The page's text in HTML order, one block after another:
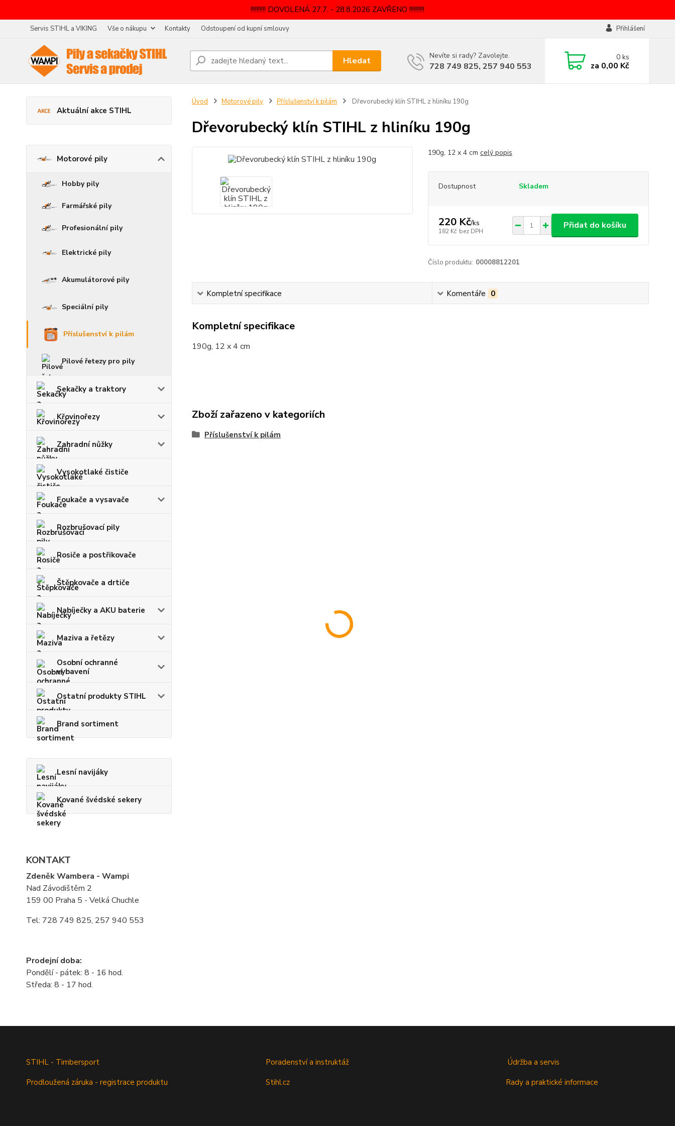
!!!!!!!!!! DOVOLENÁ 27.7. - 28.8.2026 ZAVŘENO !!!!!!!!!!
Servis STIHL a VIKING Vše o nákupu Kontakty Odstoupení od kupní smlouvy Přihlášení
Hledat Nevíte si rady? Zavolejte.
728 749 825, 257 940 553
0ks
za 0,00 Kč
Aktuální akce STIHL
Motorové pily
Hobby pily
Farmářské pily
Profesionální pily
Elektrické pily
Akumulátorové pily
Speciální pily
Příslušenství k pilám
Pilové řetezy pro pily
Sekačky a traktory
Křovinořezy
Zahradní nůžky
Vysokotlaké čističe
Foukače a vysavače
Rozbrušovací pily
Rosiče a postřikovače
Štěpkovače a drtiče
Nabíječky a AKU baterie
Maziva a řetězy
Osobní ochranné
vybavení
Ostatní produkty STIHL
Brand sortiment
Lesní navijáky
Kované švédské sekery
KONTAKT
Zdeněk Wambera - Wampi
Nad Závodištěm 2
159 00 Praha 5 - Velká Chuchle
Tel: 728 749 825, 257 940 553
Prodejní doba:
Pondělí - pátek: 8 - 16 hod.
Středa: 8 - 17 hod.
Úvod Motorové pily Příslušenství k pilám Dřevorubecký klín STIHL z hliníku 190g
Dřevorubecký klín STIHL z hliníku 190g
190g, 12 x 4 cm celý popis
Dostupnost Skladem
220 Kč/ks
182 Kč bez DPH
Přidat do košíku
Číslo produktu: 00008812201
Kompletní specifikace Komentáře 0
Kompletní specifikace
190g, 12 x 4 cm
Zboží zařazeno v kategoriích
Příslušenství k pilám
STIHL - Timbersport
Prodloužená záruka - registrace produktu
Poradenství a instruktáž
Stihl.cz
Údržba a servis
Rady a praktické informace